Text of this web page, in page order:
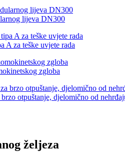
lijeva DN300
A za teške uvjete rada
zgloba
otpuštanje, djelomično od
željeza